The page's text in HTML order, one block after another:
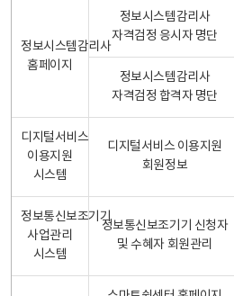
정보시스템감리사
홈페이지
정보시스템감리사
자격검정 응시자 명단
정보시스템감리사
자격검정 합격자 명단
디지털서비스
이용지원
시스템
디지털서비스 이용지원
회원정보
정보통신보조기기
사업관리
시스템
정보통신보조기기 신청자
및 수혜자 회원관리